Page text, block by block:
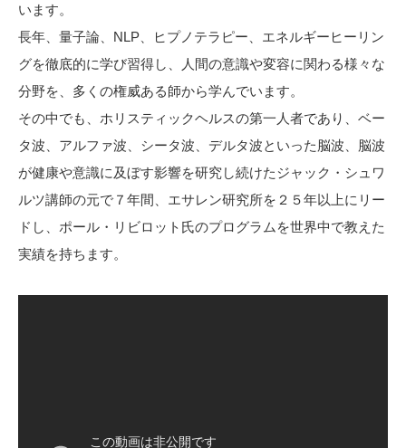
います。
長年、量子論、NLP、ヒプノテラピー、エネルギーヒーリン
グを徹底的に学び習得し、人間の意識や変容に関わる様々な
分野を、多くの権威ある師から学んでいます。
その中でも、ホリスティックヘルスの第一人者であり、ベー
タ波、アルファ波、シータ波、デルタ波といった脳波、脳波
が健康や意識に及ぼす影響を研究し続けたジャック・シュワ
ルツ講師の元で７年間、エサレン研究所を２５年以上にリー
ドし、ポール・リビロット氏のプログラムを世界中で教えた
実績を持ちます。